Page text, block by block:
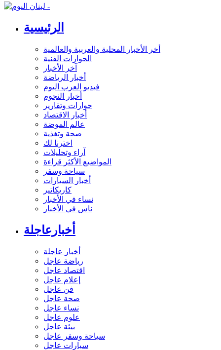
الرئيسية
أخر الأخبار المحلية والعربية والعالمية
الحوارات الفنية
آخر الأخبار
أخبار الرياضة
فيديو العرب اليوم
أخبار النجوم
حوارات وتقارير
أخبار الاقتصاد
عالم الموضة
صحة وتغذية
اخترنا لك
آراء وتحليلات
المواضيع الأكثر قراءة
سياحة وسفر
أخبار السيارات
كاريكاتير
نساء في الأخبار
ناس في الأخبار
أخبارعاجلة
أخبار عاجلة
رياضة عاجل
اقتصاد عاجل
إعلام عاجل
فن عاجل
صحة عاجل
نساء عاجل
علوم عاجل
بيئة عاجل
سياحة وسفر عاجل
سيارات عاجل